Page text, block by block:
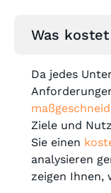
Was
Da jedes
Ziele und
Sie einen
analysieren
zeigen Ihnen,